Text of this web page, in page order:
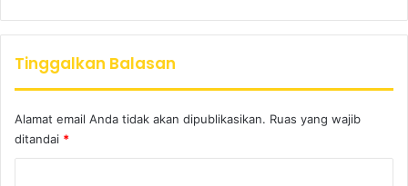
Tinggalkan Balasan
Alamat email Anda tidak akan dipublikasikan. Ruas yang wajib
ditandai *